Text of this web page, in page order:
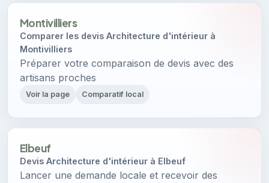
Montivilliers
Comparer les devis Architecture d'intérieur à
Montivilliers
Préparer votre comparaison de devis avec des
artisans proches
Voir la page Comparatif local
Elbeuf
Devis Architecture d'intérieur à Elbeuf
Lancer une demande locale et recevoir des